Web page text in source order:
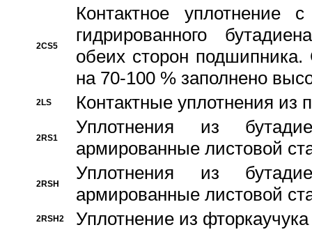
2CS5
Контактное уплотнение
гидрированного
обеих сторон
на 70-100 % заполнено
2LS Контактные уплотнения из
2RS1
Уплотнения из
армированные листовой
2RSH
Уплотнения из
армированные листовой
2RSH2 Уплотнение из